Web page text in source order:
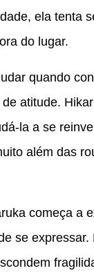
ela tenta
do lugar.
quando
atitude.
la a se
além das
começa a
se